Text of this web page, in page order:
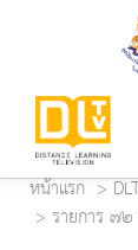
หน้าแรก
รายการ ๗